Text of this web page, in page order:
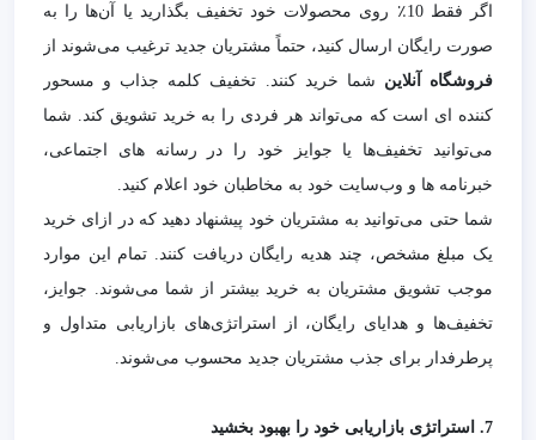
اگر فقط 10٪ روی محصولات خود تخفیف بگذارید یا آن‌ها را به
صورت رایگان ارسال کنید، حتماً مشتریان جدید ترغیب می‌شوند از
فروشگاه
آنلاین شما خرید کنند. تخفیف کلمه جذاب و مسحور
کننده ای است که می‌تواند هر فردی را به خرید تشویق کند. شما
می‌توانید تخفیف‌ها یا جوایز خود را در رسانه های اجتماعی،
خبرنامه ها و وب‌سایت خود به مخاطبان خود اعلام کنید.
شما حتی می‌توانید به مشتریان خود پیشنهاد دهید که در ازای خرید
یک مبلغ مشخص، چند هدیه رایگان دریافت کنند. تمام این موارد
موجب تشویق مشتریان به خرید بیشتر از شما می‌شوند. جوایز،
تخفیف‌ها و هدایای رایگان، از استراتژی‌های بازاریابی متداول و
پرطرفدار برای جذب مشتریان جدید محسوب می‌شوند.
7. استراتژی بازاریابی خود را بهبود بخشید